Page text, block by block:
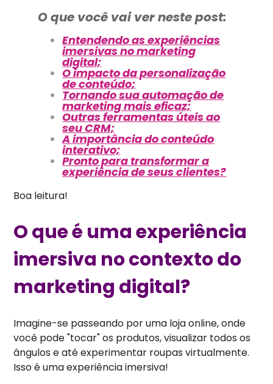
O que você vai ver neste post:
Entendendo as experiências
imersivas no marketing
digital;
O impacto da personalização
de conteúdo;
Tornando sua automação de
marketing mais eficaz;
Outras ferramentas úteis ao
seu CRM;
A importância do conteúdo
interativo;
Pronto para transformar a
experiência de seus clientes?
Boa leitura!
O que é uma experiência
imersiva no contexto do
marketing digital?
Imagine-se passeando por uma loja online, onde
você pode "tocar" os produtos, visualizar todos os
ângulos e até experimentar roupas virtualmente.
Isso é uma experiência imersiva!